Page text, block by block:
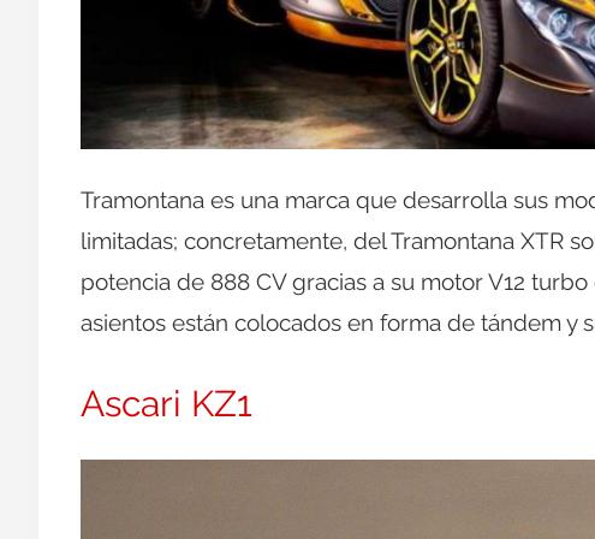
Tramontana es una marca que desarrolla sus
limitadas; concretamente, del Tramontana XTR
potencia de 888 CV gracias a su motor V12
asientos están colocados en forma de tándem y
Ascari KZ1